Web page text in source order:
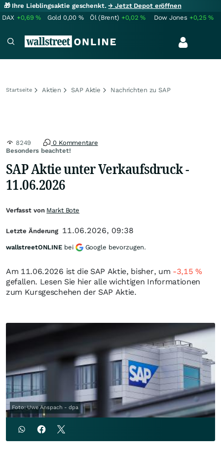
🎁 Ihre Lieblingsaktie geschenkt.→ Jetzt Depot eröffnen
DAX +0,69% Gold 0,00 % Öl (Brent) +0,02% Dow Jones +0,25%
Startseite Aktien SAP Aktie Nachrichten zu SAP
Besonders beachtet!
8249 0 Kommentare
SAP Aktie unter Verkaufsdruck -
11.06.2026
Am 11.06.2026 ist die SAP Aktie, bisher, um -3,15%
gefallen. Lesen Sie hier alle wichtigen Informationen
zum Kursgeschehen der SAP Aktie.
Foto: Uwe Anspach - dpa
Verfasst von Markt Bote
Letzte Änderung 11.06.2026, 09:38
wallstreetONLINE bei Google bevorzugen.